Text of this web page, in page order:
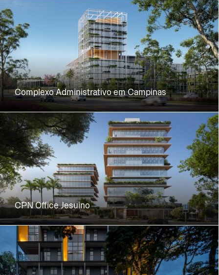
Complexo Administrativo em Campinas
CPN Office Jesuino